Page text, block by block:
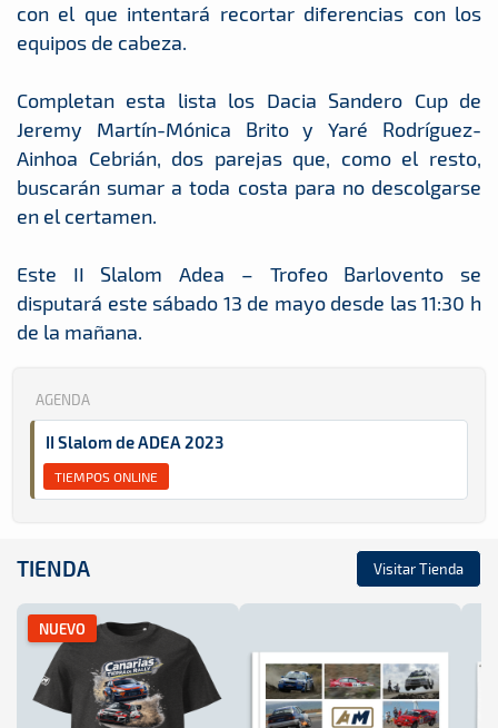
con el que intentará recortar diferencias con los
equipos de cabeza.
Completan esta lista los Dacia Sandero Cup de
Jeremy Martín-Mónica Brito y Yaré Rodríguez-
Ainhoa Cebrián, dos parejas que, como el resto,
buscarán sumar a toda costa para no descolgarse
en el certamen.
Este II Slalom Adea – Trofeo Barlovento se
disputará este sábado 13 de mayo desde las 11:30 h
de la mañana.
AGENDA
II Slalom de ADEA 2023
TIEMPOS ONLINE
TIENDA Visitar Tienda
NUEVO